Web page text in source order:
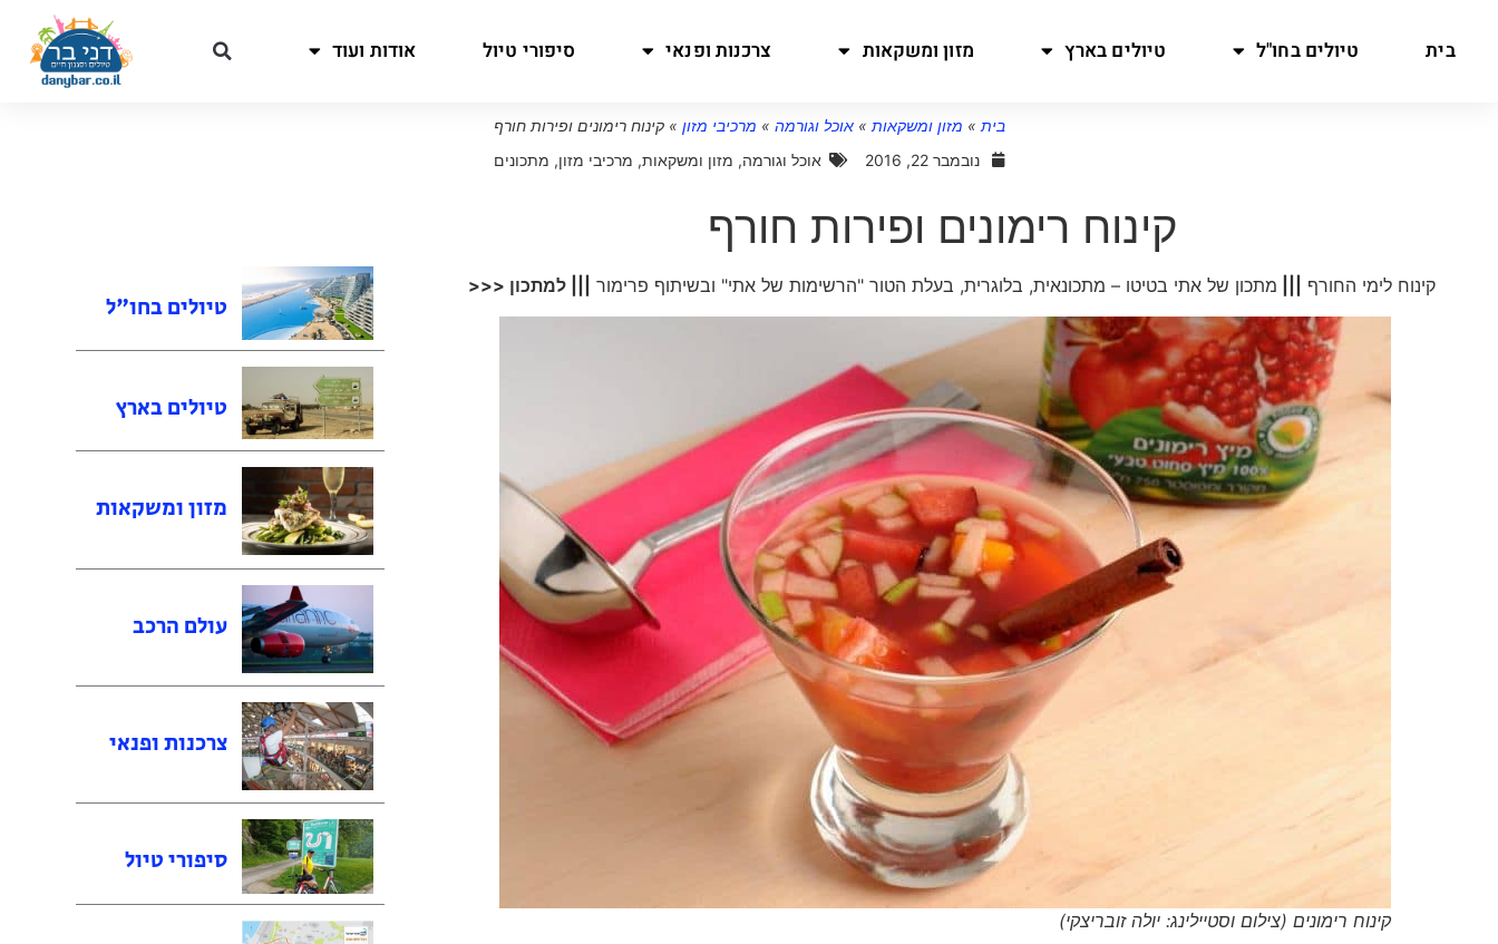
בית טיולים בחו"ל טיולים בארץ מזון ומשקאות צרכנות ופנאי סיפורי טיול אודות ועוד
בית » מזון ומשקאות »אוכל וגורמה » מרכיבי מזון »קינוח רימונים ופירות חורף
נובמבר 22, 2016
אוכל וגורמה, מזון ומשקאות, מרכיבי מזון, מתכונים
קינוח רימונים ופירות חורף
קינוח לימי החורף מתכון של אתי בטיטו – מתכונאית, בלוגרית, בעלת הטור "הרשימות של אתי" ובשיתוף פרימור ||| למתכון <<<
קינוח רימונים (צילום וסטיילינג: יולה זובריצקי)
טיולים בחו"ל
טיולים בארץ
מזון ומשקאות
עולם הרכב
צרכנות ופנאי
סיפורי טיול